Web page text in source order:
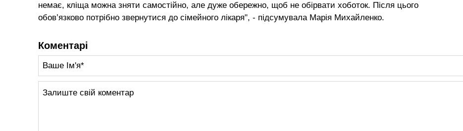
немає, кліща можна зняти самостійно, але дуже обережно, щоб не обірвати хоботок. Після цього
обов’язково потрібно звернутися до сімейного лікаря", - підсумувала Марія Михайленко.
Коментарі